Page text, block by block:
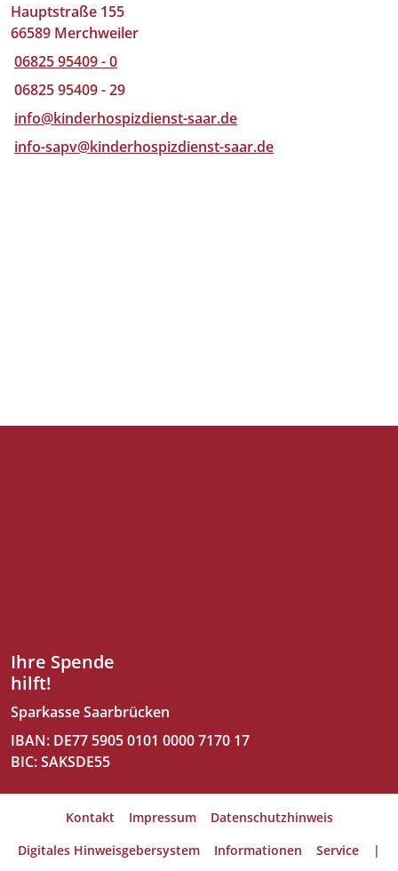
Hauptstraße 155
66589 Merchweiler
06825 95409 - 0
06825 95409 - 29
info@kinderhospizdienst-saar.de
info-sapv@kinderhospizdienst-saar.de
Ihre Spende
hilft!
Sparkasse Saarbrücken
IBAN: DE77 5905 0101 0000 7170 17
BIC: SAKSDE55
Kontakt Impressum
Datenschutzhinweis
Digitales Hinweisgebersystem
Informationen Service |